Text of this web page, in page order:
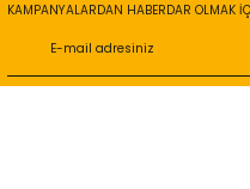
KAMPANYALARDAN HABERDAR OLMAK